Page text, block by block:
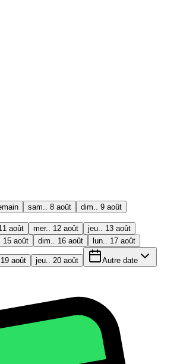
sam.. 8 août dim.. 9 août
août mer.. 12 août
jeu.. 13 août
15 août dim.. 16 août lun.. 17 août
août jeu.. 20 août Autre date